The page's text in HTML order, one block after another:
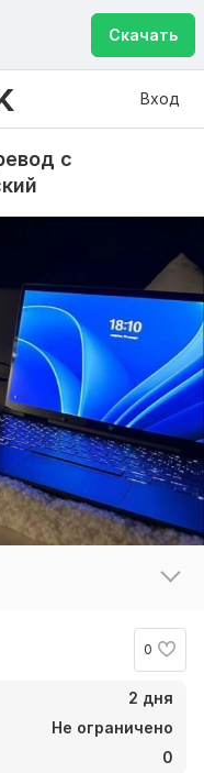
Скачать
Вход
с
0
2 дня
Не ограничено
0